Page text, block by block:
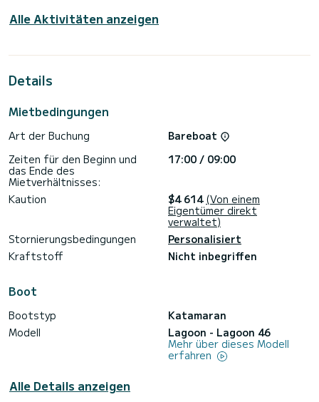
Alle Aktivitäten anzeigen
Details
Mietbedingungen
Art der Buchung
Bareboat
Zeiten für den Beginn und
das Ende des
Mietverhältnisses:
17:00 / 09:00
Kaution $4 614 (Von einem
Eigentümer direkt
verwaltet)
Stornierungsbedingungen
Personalisiert
Kraftstoff
Nicht inbegriffen
Boot
Bootstyp
Katamaran
Modell
Lagoon - Lagoon 46
Mehr über dieses Modell
erfahren
Alle Details anzeigen